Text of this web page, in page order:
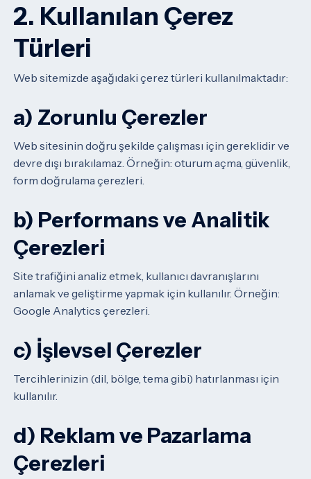
2. Kullanılan Çerez
Türleri
Web sitemizde aşağıdaki çerez türleri kullanılmaktadır:
a) Zorunlu Çerezler
Web sitesinin doğru şekilde çalışması için gereklidir ve
devre dışı bırakılamaz. Örneğin: oturum açma, güvenlik,
form doğrulama çerezleri.
b) Performans ve Analitik
Çerezleri
Site trafiğini analiz etmek, kullanıcı davranışlarını
anlamak ve geliştirme yapmak için kullanılır. Örneğin:
Google Analytics çerezleri.
c) İşlevsel Çerezler
Tercihlerinizin (dil, bölge, tema gibi) hatırlanması için
kullanılır.
d) Reklam ve Pazarlama
Çerezleri